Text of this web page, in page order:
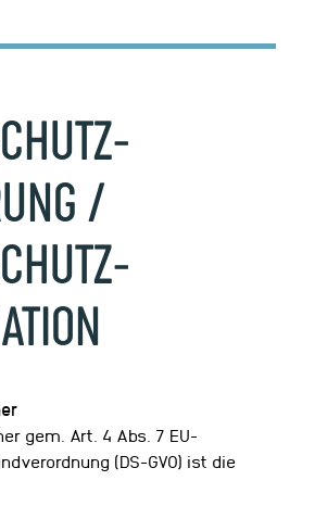
/
gem. Art. 4 Abs. 7 EU-
(DS-GVO) ist die